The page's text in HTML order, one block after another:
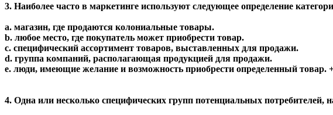
3. Наиболее часто в маркетинге используют следующее определение
a. магазин, где продаются колониальные товары.
b. любое место, где покупатель может приобрести товар.
c. специфический ассортимент товаров, выставленных для продажи.
d. группа компаний, располагающая продукцией для продажи.
e. люди, имеющие желание и возможность приобрести определенный товар.
4. Одна или несколько специфических групп потенциальных